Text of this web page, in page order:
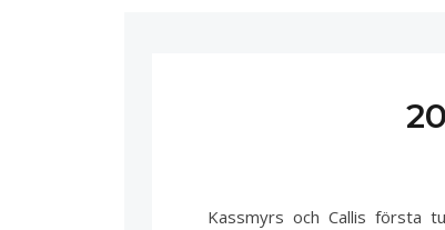
Kassmyrs och Callis första